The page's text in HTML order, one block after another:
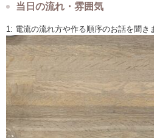
当日の流れ・雰囲気
1: 電流の流れ方や作る順序のお話を聞き